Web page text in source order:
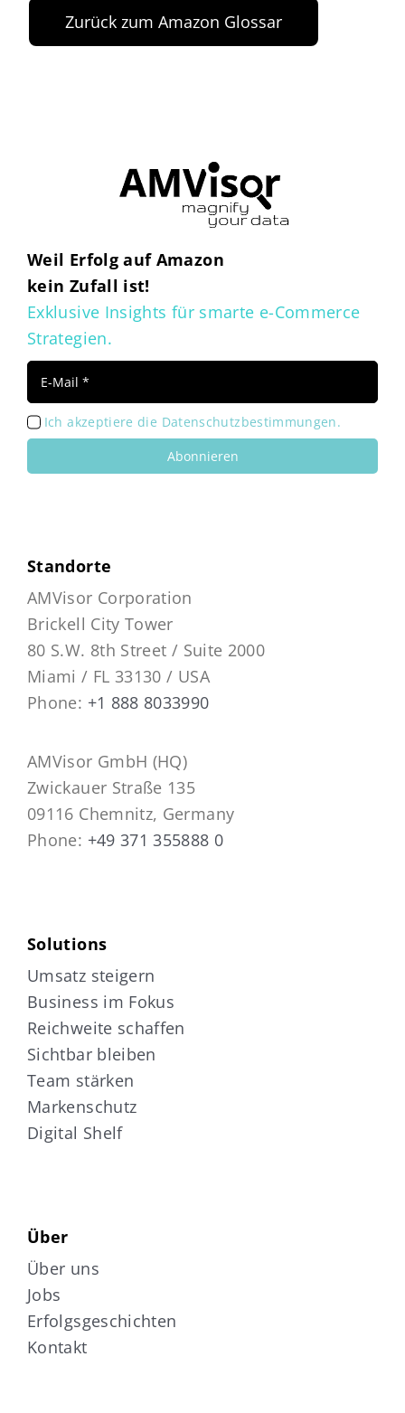
Zurück zum Amazon Glossar
Weil Erfolg auf Amazon
kein Zufall ist!
Exklusive Insights für smarte e-Commerce
Strategien.
Ich akzeptiere die Datenschutzbestimmungen.
Abonnieren
Standorte
AMVisor Corporation
Brickell City Tower
80 S.W. 8th Street / Suite 2000
Miami / FL 33130 / USA
Phone: +1 888 8033990
AMVisor GmbH (HQ)
Zwickauer Straße 135
09116 Chemnitz, Germany
Phone: +49 371 355888 0
Solutions
Umsatz steigern
Business im Fokus
Reichweite schaffen
Sichtbar bleiben
Team stärken
Markenschutz
Digital Shelf
Über
Über uns
Jobs
Erfolgsgeschichten
Kontakt